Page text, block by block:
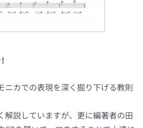
!
ニカでの表現を深く掘り下げる教則
解説していますが、更に編著者の田